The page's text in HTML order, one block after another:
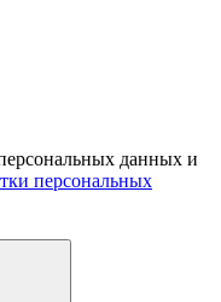
данных и
персональных